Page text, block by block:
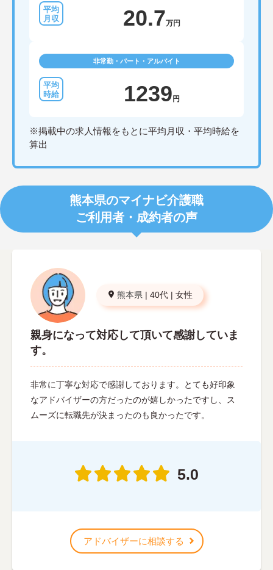
20.7万円
非常勤・パート・アルバイト
1239 円
※掲載中の求人情報をもとに平均月収・平均時給を
算出
熊本県のマイナビ介護職
ご利用者・成約者の声
熊本県 | 40代 | 女性
親身になって対応して頂いて感謝していま
す。
非常に丁寧な対応で感謝しております。とても好印象
なアドバイザーの方だったのが嬉しかったですし、ス
ムーズに転職先が決まったのも良かったです。
5.0
アドバイザーに相談する